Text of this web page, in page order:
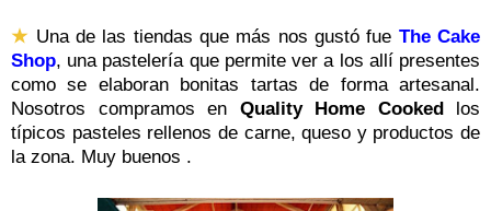
★ Una de las tiendas que más nos gustó fue The Cake
Shop, una pastelería que permite ver a los allí presentes
como se elaboran bonitas tartas de forma artesanal.
Nosotros compramos en Quality Home Cookedlos
típicos pasteles rellenos de carne, queso y productos de
la zona. Muy buenos .